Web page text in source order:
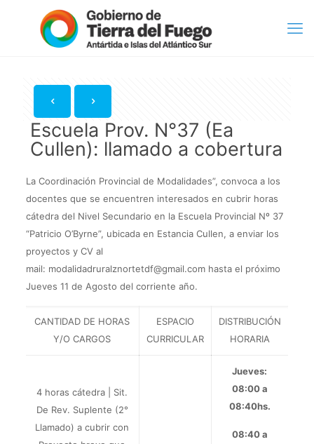
Escuela Prov. N°37 (Ea
Cullen): llamado a cobertura
La Coordinación Provincial de Modalidades”, convoca a los
docentes que se encuentren interesados en cubrir horas
cátedra del Nivel Secundario en la Escuela Provincial Nº 37
“Patricio O’Byrne”, ubicada en Estancia Cullen, a enviar los
proyectos y CV al
mail: modalidadruralznortetdf@gmail.com hasta el próximo
Jueves 11 de Agosto del corriente año.
CANTIDAD DE HORAS
Y/O CARGOS
ESPACIO
CURRICULAR
DISTRIBUCIÓN
HORARIA
4 horas cátedra | Sit.
De Rev. Suplente (2°
Llamado) a cubrir con
Jueves:
08:00 a
08:40hs.
08:40 a